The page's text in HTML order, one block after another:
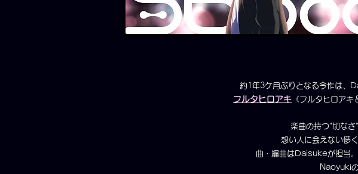
約1年3ケ月ぶりとなる今作は
フルタヒロアキ 《フルタヒロア
楽曲の持つ"切なさ
想い人に会えない儚
曲・編曲はDaisukeが担当
Naoyuki